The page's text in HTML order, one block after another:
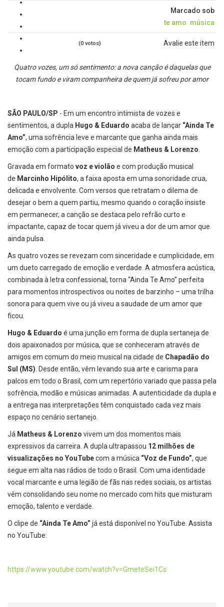
Marcado sob
te amo música
Avalie este item
(0 votos)
Quatro vozes, um só sentimento: a nova canção é daquelas que
tocam fundo e viram companheira de quem já sofreu por amor
SÃO PAULO/SP - Em um encontro intimista de vozes e
sentimentos, a dupla Hugo & Eduardo acaba de lançar “Ainda Te
Amo”, uma sofrência leve e marcante que ganha ainda mais
emoção com a participação especial de Matheus & Lorenzo.
Gravada em formato voz e violão e com produção musical
de Marcinho Hipólito, a faixa aposta em uma sonoridade crua,
delicada e envolvente. Com versos que retratam o dilema de
desejar o bem a quem partiu, mesmo quando o coração insiste
em permanecer, a canção se destaca pelo refrão curto e
impactante, capaz de tocar quem já viveu a dor de um amor que
ainda pulsa.
As quatro vozes se revezam com sinceridade e cumplicidade, em
um dueto carregado de emoção e verdade. A atmosfera acústica,
combinada à letra confessional, torna “Ainda Te Amo” perfeita
para momentos introspectivos ou noites de barzinho – uma trilha
sonora para quem vive ou já viveu a saudade de um amor que
ficou.
Hugo & Eduardo é uma junção em forma de dupla sertaneja de
dois apaixonados por música, que se conheceram através de
amigos em comum do meio musical na cidade de Chapadão do
Sul (MS). Desde então, vêm levando sua arte e carisma para
palcos em todo o Brasil, com um repertório variado que passa pela
sofrência, modão e músicas animadas. A autenticidade da dupla e
a entrega nas interpretações têm conquistado cada vez mais
espaço no cenário sertanejo.
Já Matheus & Lorenzo vivem um dos momentos mais
expressivos da carreira. A dupla ultrapassou 12 milhões de
visualizações no YouTubecom a música “Voz de Fundo”, que
segue em alta nas rádios de todo o Brasil. Com uma identidade
vocal marcante e uma legião de fãs nas redes sociais, os artistas
vêm consolidando seu nome no mercado com hits que misturam
emoção, talento e verdade.
O clipe de “Ainda Te Amo” já está disponível no YouTube. Assista
no YouTube:
https://www.youtube.com/watch?v=GmeteSei1Cs